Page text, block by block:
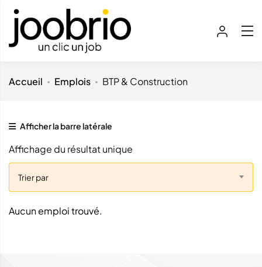
Accueil Emplois BTP & Construction
Afficher la barre latérale
Affichage du résultat unique
Trier par
Aucun emploi trouvé.